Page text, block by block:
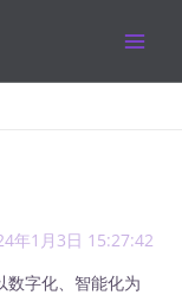
年1月3日 15:27:42
字化、智能化为